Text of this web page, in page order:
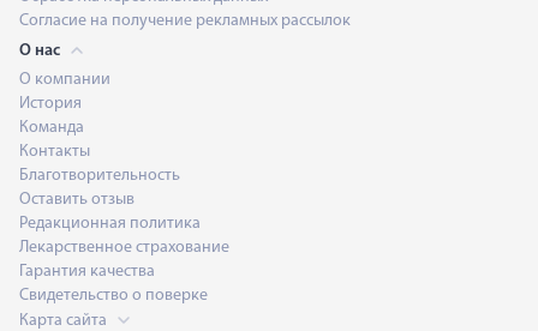
Согласие на получение рекламных рассылок
О нас
О компании
История
Команда
Контакты
Благотворительность
Оставить отзыв
Редакционная политика
Лекарственное страхование
Гарантия качества
Свидетельство о поверке
Карта сайта